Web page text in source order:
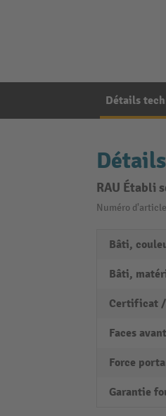
Détails
RAU Établi
Numéro
Bâti,
Bâti,
Certificat /
Faces
Force
Garantie